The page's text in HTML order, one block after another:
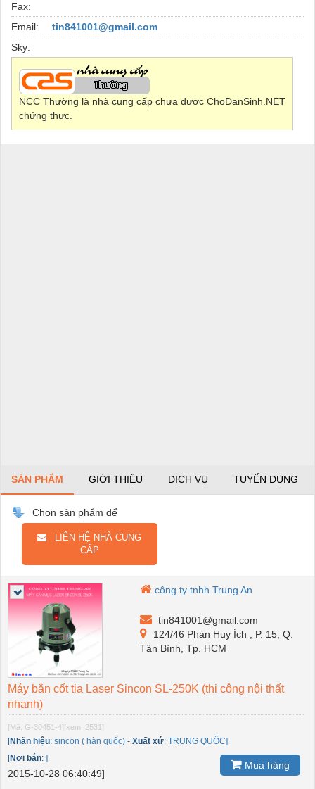
Fax:
Email:
tin841001@gmail.com
Sky:
NCC Thường là nhà cung cấp chưa được ChoDanSinh.NET
chứng thực.
SẢN PHẨM GIỚI THIỆU DỊCH VỤ TUYỂN DỤNG
Chọn sản phẩm để
LIÊN HỆ NHÀ CUNG
CẤP
công ty tnhh Trung An
tin841001@gmail.com
124/46 Phan Huy Ích , P. 15, Q.
Tân Bình, Tp. HCM
Máy bắn cốt tia Laser Sincon SL-250K (thi công nội thất
nhanh)
[Mã: G-30451-4] [xem: 2531]
[Nhãn hiệu: sincon ( hàn quốc) - Xuất xứ: TRUNG QUỐC]
[Nơi bán: ]
2015-10-28 06:40:49]
Mua hàng